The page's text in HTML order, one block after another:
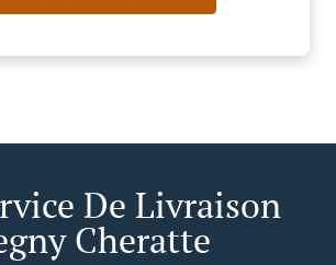
De Livraison
Cheratte